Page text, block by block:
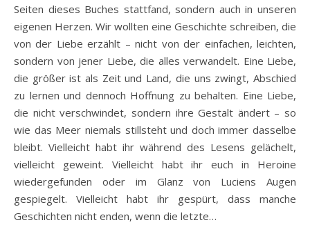
Seiten dieses Buches stattfand, sondern auch in unseren
eigenen Herzen. Wir wollten eine Geschichte schreiben, die
von der Liebe erzählt – nicht von der einfachen, leichten,
sondern von jener Liebe, die alles verwandelt. Eine Liebe,
die größer ist als Zeit und Land, die uns zwingt, Abschied
zu lernen und dennoch Hoffnung zu behalten. Eine Liebe,
die nicht verschwindet, sondern ihre Gestalt ändert – so
wie das Meer niemals stillsteht und doch immer dasselbe
bleibt. Vielleicht habt ihr während des Lesens gelächelt,
vielleicht geweint. Vielleicht habt ihr euch in Heroine
wiedergefunden oder im Glanz von Luciens Augen
gespiegelt. Vielleicht habt ihr gespürt, dass manche
Geschichten nicht enden, wenn die letzte…